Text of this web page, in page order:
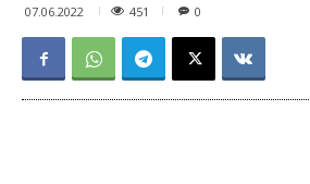
07.06.2022 451 0